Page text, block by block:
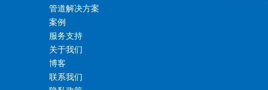
管道解决方案
案例
服务支持
关于我们
博客
联系我们